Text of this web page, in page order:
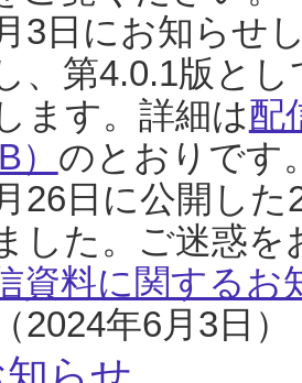
3日にお知らせ
、第4.0.1版と
ます。詳細は配
のとおりです
26日に公開し
した。ご迷惑
資料に関するお
2024年6月3日）